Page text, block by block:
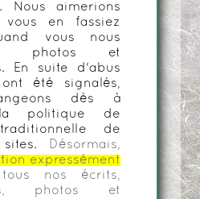
Nous aimerions
en fassiez
vous nous
photos et
En suite d'abus
été signalés,
dès à
politique de
de
Désormais,
expressément
nos écrits,
photos et